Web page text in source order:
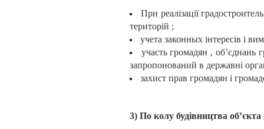
При реалізації
територій ;
учета законных інтересів і
участь громадян , об’єднань
запропонований в державні
захист прав громадян і
3) По колу будівництва